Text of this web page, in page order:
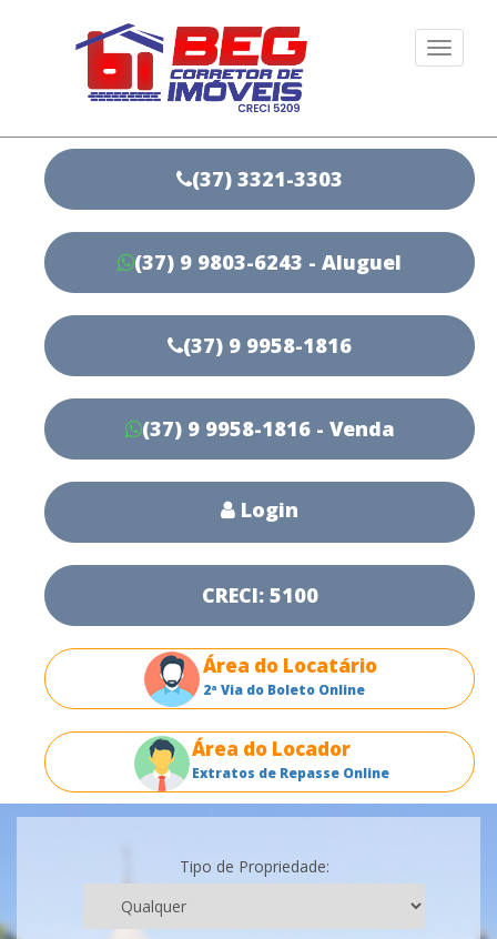
(37) 3321-3303
(37) 9 9803-6243 - Aluguel
(37) 9 9958-1816
(37) 9 9958-1816 - Venda
Login
CRECI: 5100
Área do Locatário
2ª Via do Boleto Online
Área do Locador
Extratos de Repasse Online
Tipo de Propriedade: